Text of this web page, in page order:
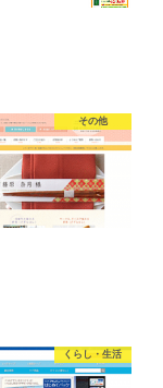
その他
くらし・生活